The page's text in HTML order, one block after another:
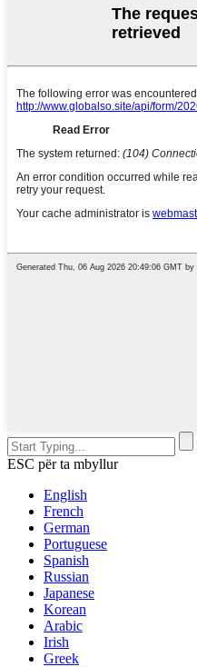
ESC për ta mbyllur
English
French
German
Portuguese
Spanish
Russian
Japanese
Korean
Arabic
Irish
Greek